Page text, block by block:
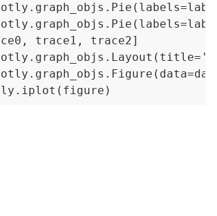
trace1, trace2]